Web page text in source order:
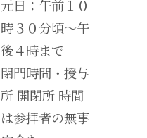
元日：午前１０
時３０分頃～午
後４時まで
閉門時間・授与
所 開閉所 時間
は参拝者の無事